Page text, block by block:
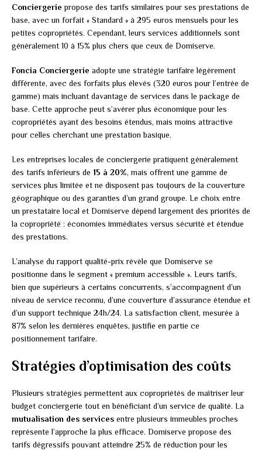
Conciergerie propose des tarifs similaires pour ses prestations de
base, avec un forfait « Standard » à 295 euros mensuels pour les
petites copropriétés. Cependant, leurs services additionnels sont
généralement 10 à 15% plus chers que ceux de Domiserve.
Foncia Conciergerie adopte une stratégie tarifaire légèrement
différente, avec des forfaits plus élevés (320 euros pour l’entrée de
gamme) mais incluant davantage de services dans le package de
base. Cette approche peut s’avérer plus économique pour les
copropriétés ayant des besoins étendus, mais moins attractive
pour celles cherchant une prestation basique.
Les entreprises locales de conciergerie pratiquent généralement
des tarifs inférieurs de 15 à 20%, mais offrent une gamme de
services plus limitée et ne disposent pas toujours de la couverture
géographique ou des garanties d’un grand groupe. Le choix entre
un prestataire local et Domiserve dépend largement des priorités de
la copropriété : économies immédiates versus sécurité et étendue
des prestations.
L’analyse du rapport qualité-prix révèle que Domiserve se
positionne dans le segment « premium accessible ». Leurs tarifs,
bien que supérieurs à certains concurrents, s’accompagnent d’un
niveau de service reconnu, d’une couverture d’assurance étendue et
d’un support technique 24h/24. La satisfaction client, mesurée à
87% selon les dernières enquêtes, justifie en partie ce
positionnement tarifaire.
Stratégies d’optimisation des coûts
Plusieurs stratégies permettent aux copropriétés de maîtriser leur
budget conciergerie tout en bénéficiant d’un service de qualité. La
mutualisation des services entre plusieurs immeubles proches
représente l’approche la plus efficace. Domiserve propose des
tarifs dégressifs pouvant atteindre 25% de réduction pour les